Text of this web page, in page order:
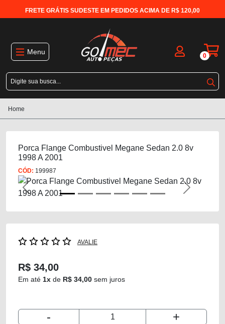
FRETE GRÁTIS SUDESTE EM PEDIDOS ACIMA DE R$ 120,00
Menu 0
Home
Porca Flange Combustivel Megane Sedan 2.0 8v
1998 A 2001
CÓD: 199987
Previous Next
AVALIE
R$ 34,00
Em até 1x de R$ 34,00 sem juros
- +